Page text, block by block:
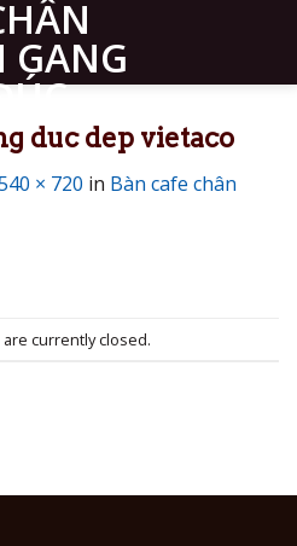
duc dep vietaco
× 720 in Bàn cafe chân
currently closed.